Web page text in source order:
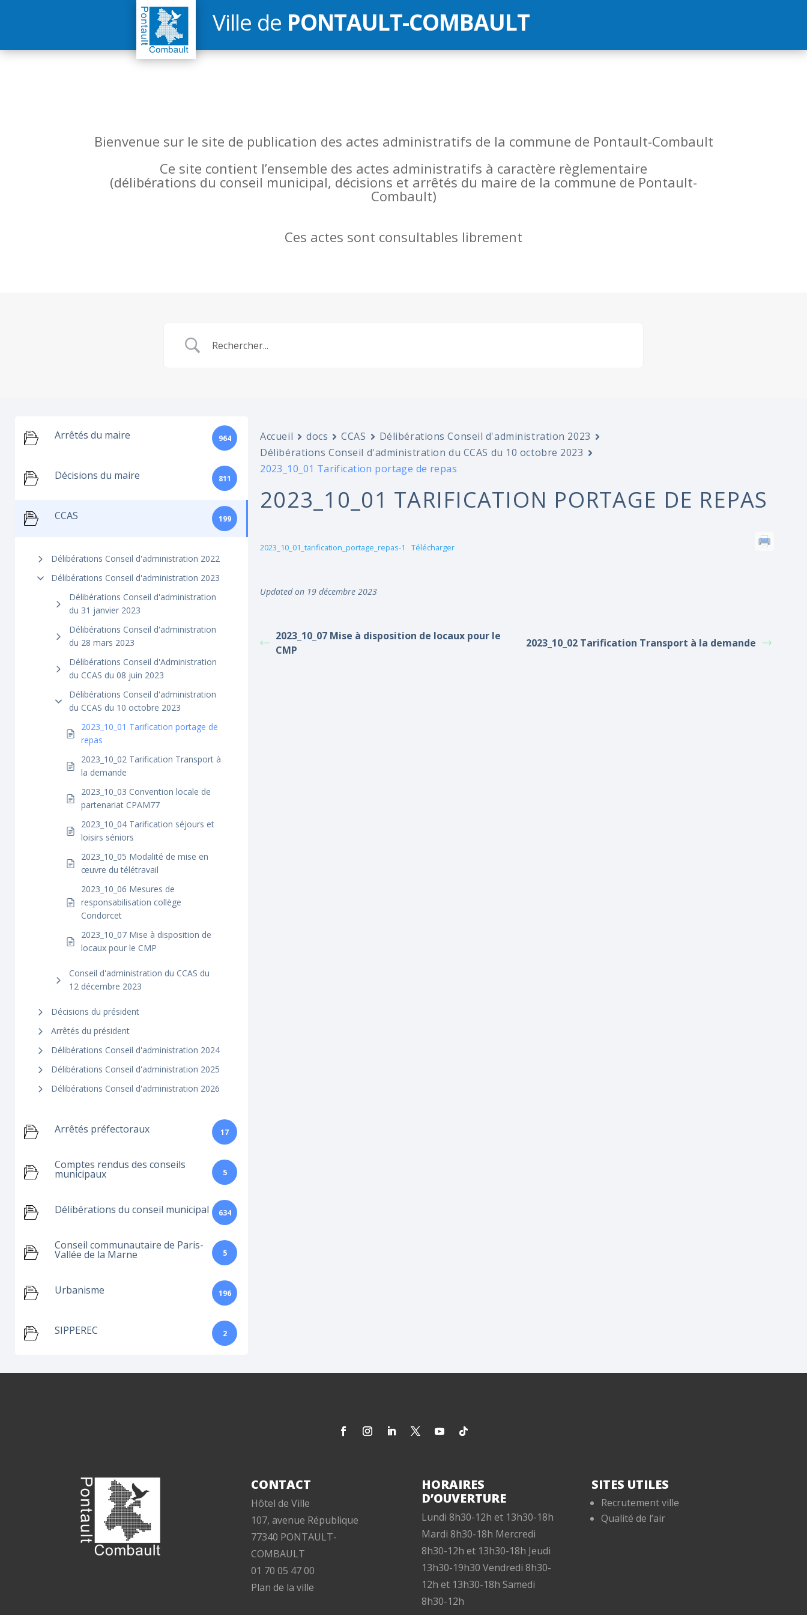
Ville de PONTAULT-COMBAULT
Bienvenue sur le site de publication des actes administratifs de la commune de Pontault-Combault
Ce site contient l’ensemble des actes administratifs à caractère règlementaire
(délibérations du conseil municipal, décisions et arrêtés du maire de la commune de Pontault-
Combault)
Ces actes sont consultables librement
Arrêtés du maire 964
Décisions du maire 811
CCAS 199
Délibérations Conseil d'administration 2022
Délibérations Conseil d'administration 2023
Délibérations Conseil d'administration
du 31 janvier 2023
Délibérations Conseil d'administration
du 28 mars 2023
Délibérations Conseil d'Administration
du CCAS du 08 juin 2023
Délibérations Conseil d'administration
du CCAS du 10 octobre 2023
2023_10_01 Tarification portage de
repas
2023_10_02 Tarification Transport à
la demande
2023_10_03 Convention locale de
partenariat CPAM77
2023_10_04 Tarification séjours et
loisirs séniors
2023_10_05 Modalité de mise en
œuvre du télétravail
2023_10_06 Mesures de
responsabilisation collège
Condorcet
2023_10_07 Mise à disposition de
locaux pour le CMP
Conseil d'administration du CCAS du
12 décembre 2023
Décisions du président
Arrêtés du président
Délibérations Conseil d'administration 2024
Délibérations Conseil d'administration 2025
Délibérations Conseil d'administration 2026
Arrêtés préfectoraux 17
Comptes rendus des conseils
municipaux 5
Délibérations du conseil municipal 634
Conseil communautaire de Paris-
Vallée de la Marne 5
Urbanisme 196
SIPPEREC 2
Accueil docs CCAS
Délibérations Conseil d'administration 2023
Délibérations Conseil d'administration du CCAS du 10 octobre 2023
2023_10_01 Tarification portage de repas
2023_10_01 TARIFICATION PORTAGE DE REPAS
2023_10_01_tarification_portage_repas-1 Télécharger
Updated on 19 décembre 2023
2023_10_07 Mise à disposition de locaux pour le
CMP
2023_10_02 Tarification Transport à la demande
CONTACT
Hôtel de Ville
107, avenue République
77340 PONTAULT-
COMBAULT
01 70 05 47 00
Plan de la ville
HORAIRES
D’OUVERTURE
Lundi 8h30-12h et 13h30-18h
Mardi 8h30-18h Mercredi
8h30-12h et 13h30-18h Jeudi
13h30-19h30 Vendredi 8h30-
12h et 13h30-18h Samedi
8h30-12h
SITES UTILES
Recrutement ville
Qualité de l’air